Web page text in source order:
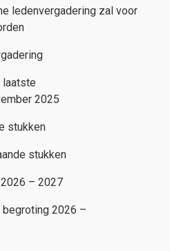
ledenvergadering zal voor
laatste
2025
stukken
stukken
– 2027
begroting 2026 –